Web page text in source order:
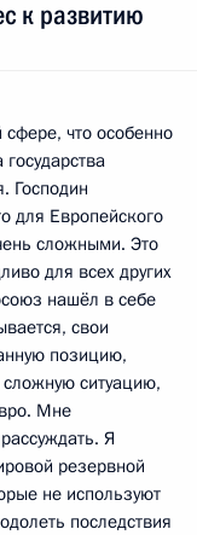
к развитию
что особенно
Господин
для Европейского
сложными. Это
для всех других
нашёл в себе
свои
позицию,
ситуацию,
Мне
Я
резервной
не используют
последствия